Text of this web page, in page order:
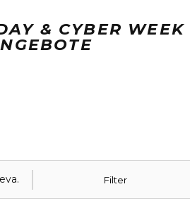
& CYBER WEEK
Filter